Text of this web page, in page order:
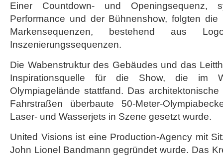
Einer Countdown- und Openingsequenz,
Performance und der Bühnenshow, folgten die
Markensequenzen, bestehend aus
Inszenierungssequenzen.
Die Wabenstruktur des Gebäudes und das
Inspirationsquelle für die Show, die im
Olympiagelände stattfand. Das
Fahrstraßen überbaute 50-Meter-
Laser- und Wasserjets in Szene gesetzt wurde.
United Visions ist eine Production-Agency mit
John Lionel Bandmann gegründet wurde. Das